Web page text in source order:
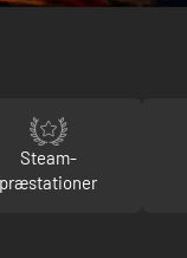
Steam-
præstationer